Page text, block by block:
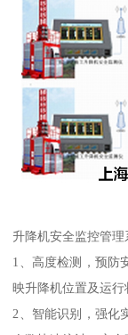
升降机安全监控管理
1、高度检测，预防
映升降机位置及运行
2、智能识别，强化